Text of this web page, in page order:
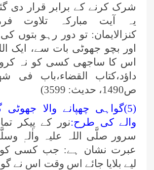
شرک کرنے کے برابر قرار دی
یہ آیت مبارکہ تلاوت
کنزالایمان: تو دور رہو بتوں
اور بچو جھوٹی بات سے، ایک
اس کا ساجھی کسی کو نہ
داؤد،کتاب القضاء،باب فی
ص1490، حدیث: 3599)
(5)گواہی چھپانے والا جھوٹی
والے کی طرح:نور کے پیکر
سرور صلَّی اللہ علیہ واٰلہٖ
عبرت نشان ہے: جب کسی کو
لیے بلایا جائے اس وقت اس نے